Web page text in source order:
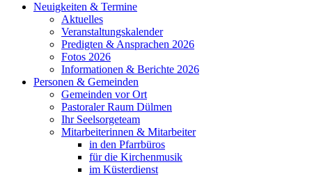
Neuigkeiten & Termine
Aktuelles
Veranstaltungskalender
Predigten & Ansprachen 2026
Fotos 2026
Informationen & Berichte 2026
Personen & Gemeinden
Gemeinden vor Ort
Pastoraler Raum Dülmen
Ihr Seelsorgeteam
Mitarbeiterinnen & Mitarbeiter
in den Pfarrbüros
für die Kirchenmusik
im Küsterdienst